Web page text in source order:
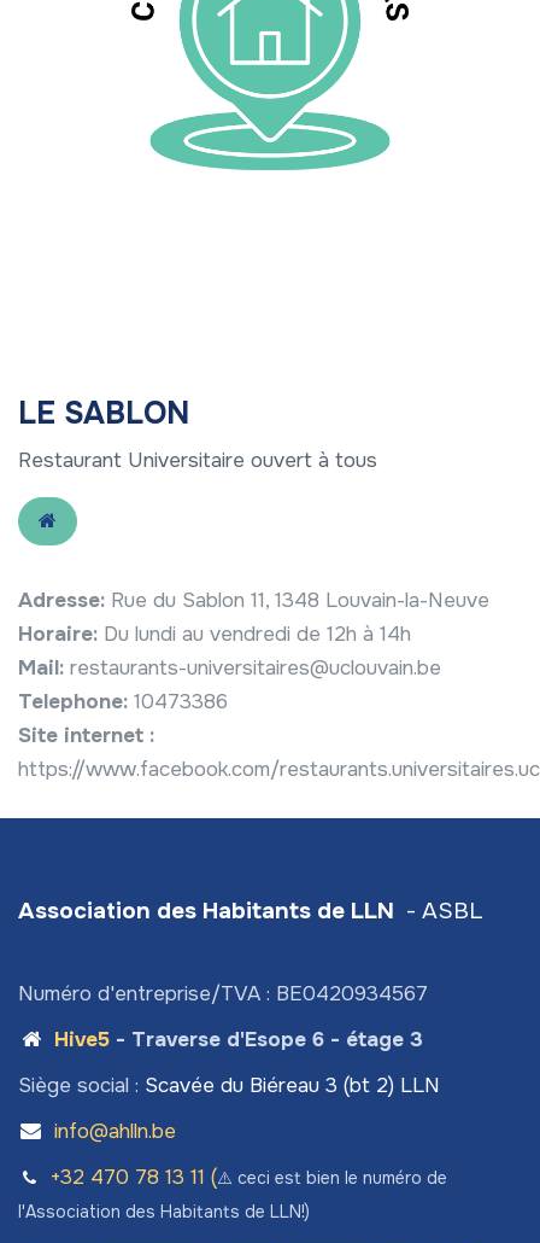
LE SABLON
Restaurant Universitaire ouvert à tous
Adresse: Rue du Sablon 11, 1348 Louvain-la-Neuve
Horaire: Du lundi au vendredi de 12h à 14h
Mail: restaurants-universitaires@uclouvain.be
Telephone: 10473386
Site internet :
https://www.facebook.com/
Association des Habitants de LLN - ASBL
Numéro d'entreprise/TVA : BE0420934567
Hive5- Traverse d'Esope 6 - étage 3
Siège social : Scavée du Biéreau 3 (bt 2) LLN
info@ahlln.be
+32 470 78​ 13 11 (⚠️ ceci est bien le numéro de
l'Association des Habitants de LLN!)